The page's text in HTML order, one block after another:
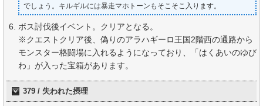
でしょう。キルギルには暴走マホトーンもそこそこ入ります。
ボス討伐後イベント。クリアとなる。
※クエストクリア後、偽りのアラハギーロ王国2階西の通路から
モンスター格闘場に入れるようになっており、「はくあいのゆび
わ」が入った宝箱があります。
379 / 失われた摂理